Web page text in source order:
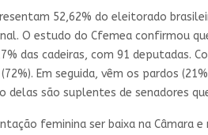
52,62% do eleitorado
O estudo do Cfemea confirmou
das cadeiras, com 91 deputadas.
Em seguida, vêm os pardos
delas são suplentes de senadores
feminina ser baixa na Câmara